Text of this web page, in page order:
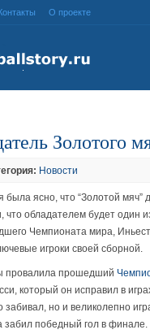
О проекте
Золотого
Новости
ясно, что “Золотой мяч”
что обладателем будет один
Чемпионата мира,
игроки своей сборной.
прошедший
который он исправил в
забивал, но и великолепно
забил победный гол в финале.